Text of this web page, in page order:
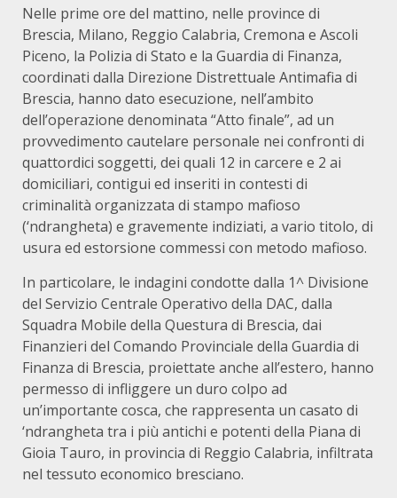
Nelle prime ore del mattino, nelle province di
Brescia, Milano, Reggio Calabria, Cremona e Ascoli
Piceno, la Polizia di Stato e la Guardia di Finanza,
coordinati dalla Direzione Distrettuale Antimafia di
Brescia, hanno dato esecuzione, nell’ambito
dell’operazione denominata “Atto finale”, ad un
provvedimento cautelare personale nei confronti di
quattordici soggetti, dei quali 12 in carcere e 2 ai
domiciliari, contigui ed inseriti in contesti di
criminalità organizzata di stampo mafioso
(‘ndrangheta) e gravemente indiziati, a vario titolo, di
usura ed estorsione commessi con metodo mafioso.
In particolare, le indagini condotte dalla 1^ Divisione
del Servizio Centrale Operativo della DAC, dalla
Squadra Mobile della Questura di Brescia, dai
Finanzieri del Comando Provinciale della Guardia di
Finanza di Brescia, proiettate anche all’estero, hanno
permesso di infliggere un duro colpo ad
un’importante cosca, che rappresenta un casato di
‘ndrangheta tra i più antichi e potenti della Piana di
Gioia Tauro, in provincia di Reggio Calabria, infiltrata
nel tessuto economico bresciano.